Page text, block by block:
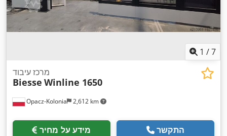
1 /7
Opacz-Kolonia 2,612 km
מרכז עיבוד
Biesse Winline 1650
מידע על מחיר התקשר